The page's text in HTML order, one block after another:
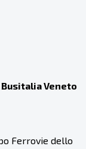
Veneto
Ferrovie dello